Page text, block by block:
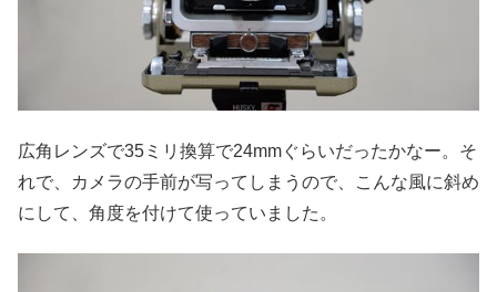
広角レンズで35ミリ換算で24mmぐらいだったかなー。そ
れで、カメラの手前が写ってしまうので、こんな風に斜め
にして、角度を付けて使っていました。